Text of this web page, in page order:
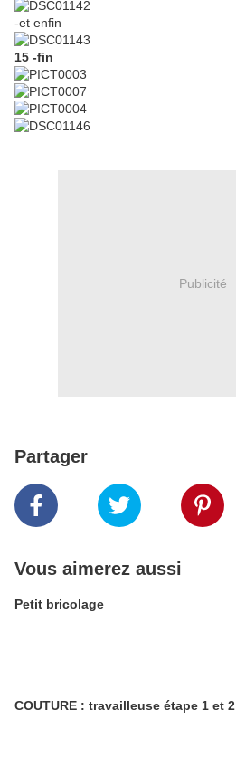
-et enfin
15 -fin
Publicité
Partager
Vous aimerez aussi
Petit bricolage
COUTURE : travailleuse étape 1 et 2